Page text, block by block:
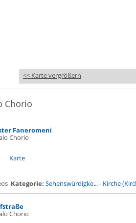
<< Karte vergrößern
Chorio
Faneromeni
Chorio
Karte
Kategorie: Sehenswürdigke...- Kirche
Chorio